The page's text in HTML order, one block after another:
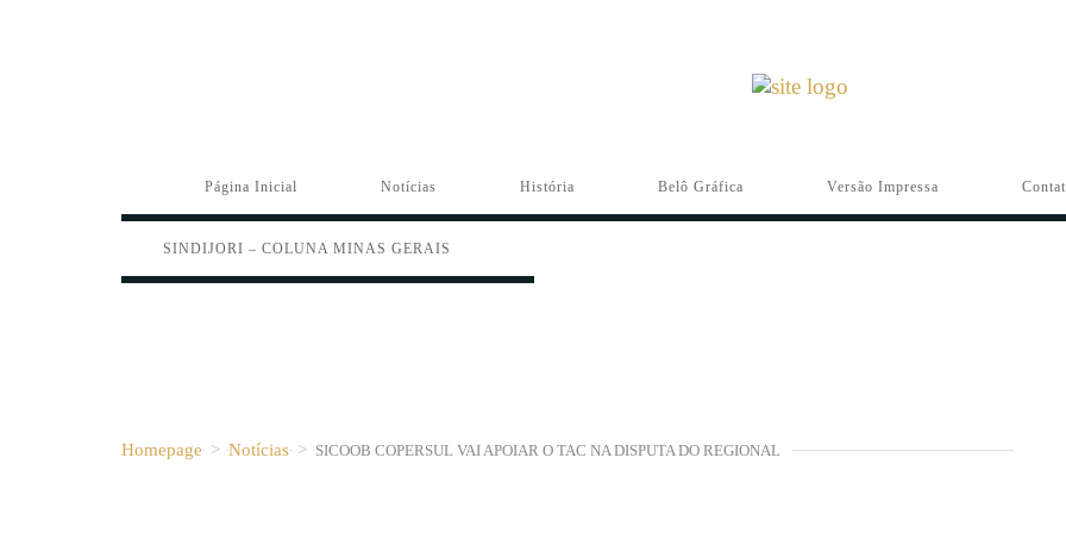
Página Inicial Notícias História Belô Gráfica Versão Impressa
SINDIJORI – COLUNA MINAS GERAIS
Homepage > Notícias > SICOOB COPERSUL VAI APOIAR O TAC NA DISPUTA DO REGIONAL